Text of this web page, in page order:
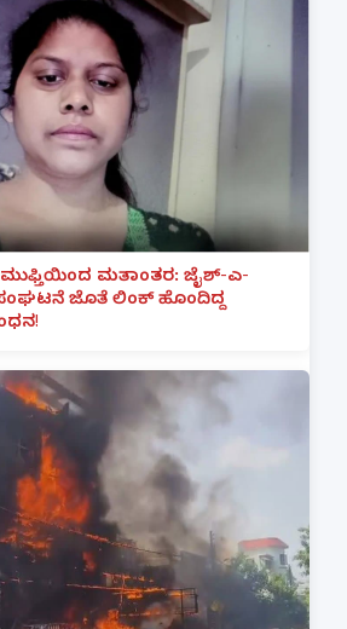
ಮತಾಂತರ: ಜೈಶ್-ಎ-
ಜೊತೆ ಲಿಂಕ್ ಹೊಂದಿದ್ದ